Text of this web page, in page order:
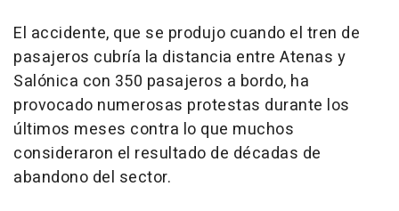
El accidente, que se produjo cuando el tren de
pasajeros cubría la distancia entre Atenas y
Salónica con 350 pasajeros a bordo, ha
provocado numerosas protestas durante los
últimos meses contra lo que muchos
consideraron el resultado de décadas de
abandono del sector.